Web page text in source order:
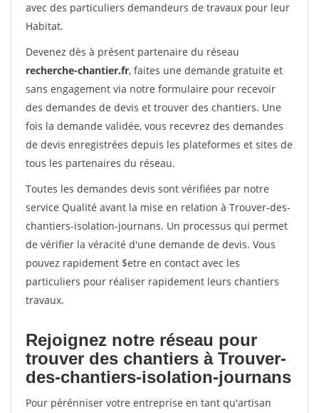
avec des particuliers demandeurs de travaux pour leur
Habitat.
Devenez dès à présent partenaire du réseau
recherche-chantier.fr, faites une demande gratuite et
sans engagement via notre formulaire pour recevoir
des demandes de devis et trouver des chantiers. Une
fois la demande validée, vous recevrez des demandes
de devis enregistrées depuis les plateformes et sites de
tous les partenaires du réseau.
Toutes les demandes devis sont vérifiées par notre
service Qualité avant la mise en relation à Trouver-des-
chantiers-isolation-journans. Un processus qui permet
de vérifier la véracité d'une demande de devis. Vous
pouvez rapidement $etre en contact avec les
particuliers pour réaliser rapidement leurs chantiers
travaux.
Rejoignez notre réseau pour
trouver des chantiers à Trouver-
des-chantiers-isolation-journans
Pour pérénniser votre entreprise en tant qu'artisan